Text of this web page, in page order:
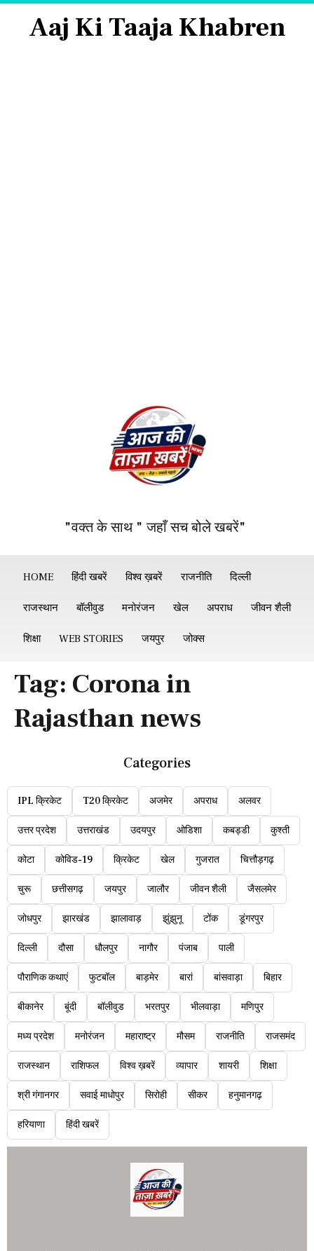
Aaj Ki Taaja Khabren
"वक्त के साथ " जहाँ सच बोले खबरें"
HOME हिंदी खबरें विश्व ख़बरें राजनीति दिल्ली
राजस्थान बॉलीवुड मनोरंजन खेल अपराध जीवन शैली
शिक्षा WEB STORIES जयपुर जोक्स
Tag: Corona in
Rajasthan news
Categories
IPL क्रिकेट T20 क्रिकेट अजमेर अपराध अलवर
उत्तर प्रदेश उत्तराखंड उदयपुर ओडिशा कबड्डी कुश्ती
कोटा कोविड-19 क्रिकेट खेल गुजरात चित्तौड़गढ़
चुरू छत्तीसगढ़ जयपुर जालौर जीवन शैली जैसलमेर
जोधपुर झारखंड झालावाड़ झुंझुनू टोंक डूंगरपुर
दिल्ली दौसा धौलपुर नागौर पंजाब पाली
पौराणिक कथाएं फुटबॉल बाड़मेर बारां बांसवाड़ा बिहार
बीकानेर बूंदी बॉलीवुड भरतपुर भीलवाड़ा मणिपुर
मध्य प्रदेश मनोरंजन महाराष्ट्र मौसम राजनीति राजसमंद
राजस्थान राशिफल विश्व ख़बरें व्यापार शायरी शिक्षा
श्री गंगानगर सवाई माधोपुर सिरोही सीकर हनुमानगढ़
हरियाणा हिंदी खबरें